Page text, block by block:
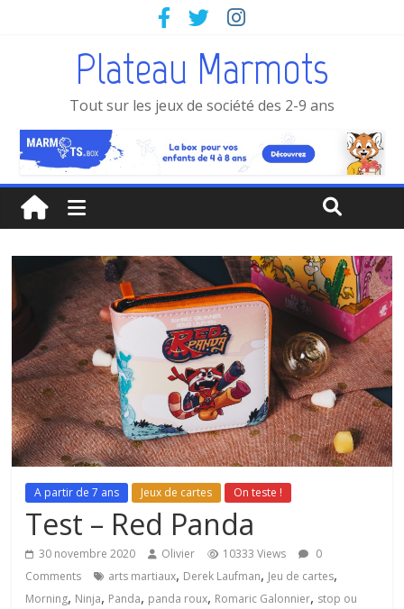
Plateau Marmots
Tout sur les jeux de société des 2-9 ans
A partir de 7 ans Jeux de cartes On teste !
Test – Red Panda
30 novembre 2020 Olivier 10333 Views
0
Comments
arts martiaux, Derek Laufman, Jeu de cartes,
Morning, Ninja, Panda, panda roux, Romaric Galonnier, stop ou